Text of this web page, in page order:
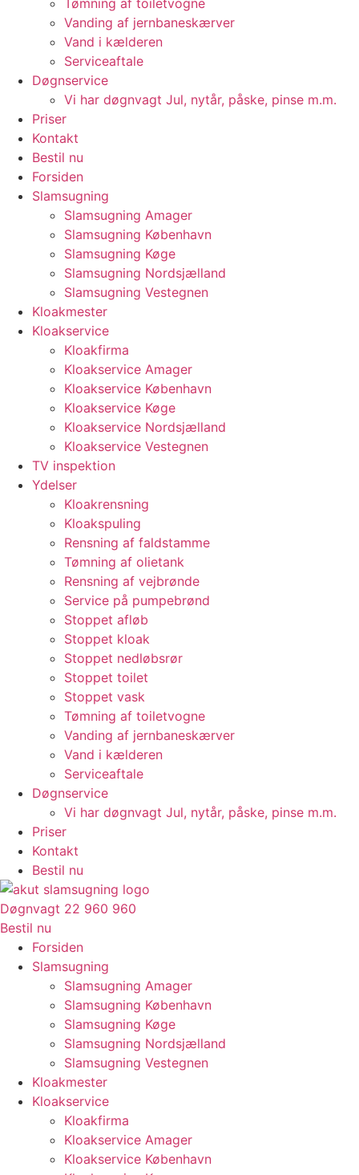
Tømning af toiletvogne
Vanding af jernbaneskærver
Vand i kælderen
Serviceaftale
Døgnservice
Vi har døgnvagt Jul, nytår, påske, pinse m.m.
Priser
Kontakt
Bestil nu
Forsiden
Slamsugning
Slamsugning Amager
Slamsugning København
Slamsugning Køge
Slamsugning Nordsjælland
Slamsugning Vestegnen
Kloakmester
Kloakservice
Kloakfirma
Kloakservice Amager
Kloakservice København
Kloakservice Køge
Kloakservice Nordsjælland
Kloakservice Vestegnen
TV inspektion
Ydelser
Kloakrensning
Kloakspuling
Rensning af faldstamme
Tømning af olietank
Rensning af vejbrønde
Service på pumpebrønd
Stoppet afløb
Stoppet kloak
Stoppet nedløbsrør
Stoppet toilet
Stoppet vask
Tømning af toiletvogne
Vanding af jernbaneskærver
Vand i kælderen
Serviceaftale
Døgnservice
Vi har døgnvagt Jul, nytår, påske, pinse m.m.
Priser
Kontakt
Bestil nu
Døgnvagt 22 960 960
Bestil nu
Forsiden
Slamsugning
Slamsugning Amager
Slamsugning København
Slamsugning Køge
Slamsugning Nordsjælland
Slamsugning Vestegnen
Kloakmester
Kloakservice
Kloakfirma
Kloakservice Amager
Kloakservice København